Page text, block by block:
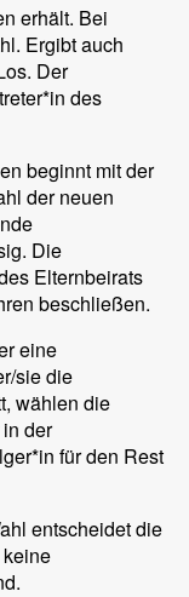
erhält. Bei
Ergibt auch
Der
des
beginnt mit der
der neuen
Die
Elternbeirats
beschließen.
eine
sie die
wählen die
der
für den Rest
entscheidet die